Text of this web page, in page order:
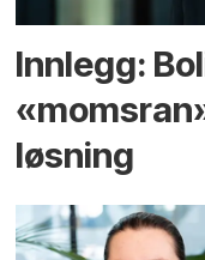
Innlegg:
løsning